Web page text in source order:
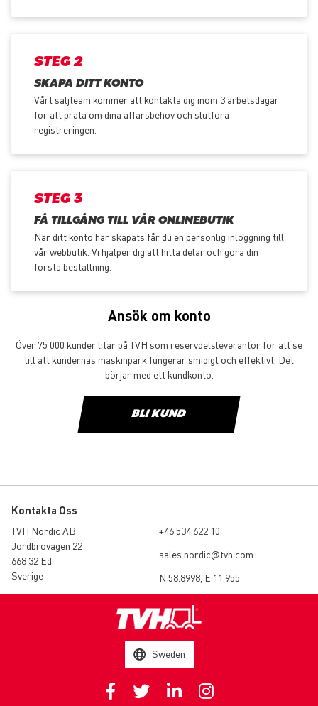
STEG 2
SKAPA DITT KONTO
Vårt säljteam kommer att kontakta dig inom 3 arbetsdagar
för att prata om dina affärsbehov och slutföra
registreringen.
STEG 3
FÅ TILLGÅNG TILL VÅR ONLINEBUTIK
När ditt konto har skapats får du en personlig inloggning till
vår webbutik. Vi hjälper dig att hitta delar och göra din
första beställning.
Ansök om konto
Över 75 000 kunder litar på TVH som reservdelsleverantör för att se
till att kundernas maskinpark fungerar smidigt och effektivt. Det
börjar med ett kundkonto.
BLI KUND
Kontakta Oss
TVH Nordic AB
Jordbrovägen 22
668 32 Ed
Sverige
+46 534 622 10
sales.nordic@tvh.com
N 58.8998, E 11.955
Sweden